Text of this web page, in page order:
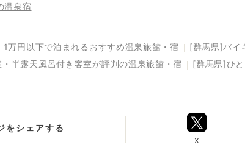
温泉宿
万円以下で泊まれるおすすめ温泉旅館・宿
[群馬県]バイ
半露天風呂付き客室が評判の温泉旅館・宿
[群馬県]ひ
をシェアする
X